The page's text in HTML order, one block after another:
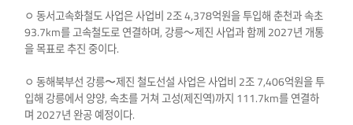
ㅇ 동서고속화철도 사업은 사업비 2조 4,378억원을 투입해 춘천과 속초
93.7km를 고속철도로 연결하며, 강릉～제진 사업과 함께 2027년 개통
을 목표로 추진 중이다.
ㅇ 동해북부선 강릉〜제진 철도선설 사업은 사업비 2조 7,406억원을 투
입해 강릉에서 양양, 속초를 거쳐 고성(제진역)까지 111.7km를 연결하
며 2027년 완공 예정이다.